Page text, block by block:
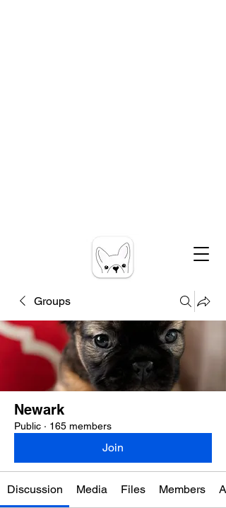
Groups
Newark
Public · 165 members
Join
Discussion Media Files Members